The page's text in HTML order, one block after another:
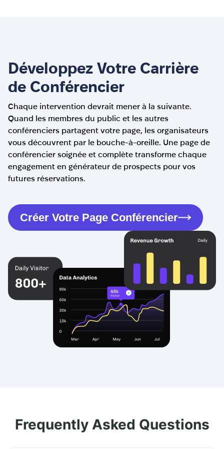
Développez Votre Carrière
de Conférencier
Chaque intervention devrait mener à la suivante.
Quand les membres du public et les autres
conférenciers partagent votre page, les organisateurs
vous découvrent par le bouche-à-oreille. Une page de
conférencier soignée et complète transforme chaque
engagement en générateur de prospects pour vos
futures réservations.
Créer Votre Page Conférencier
Frequently Asked Questions